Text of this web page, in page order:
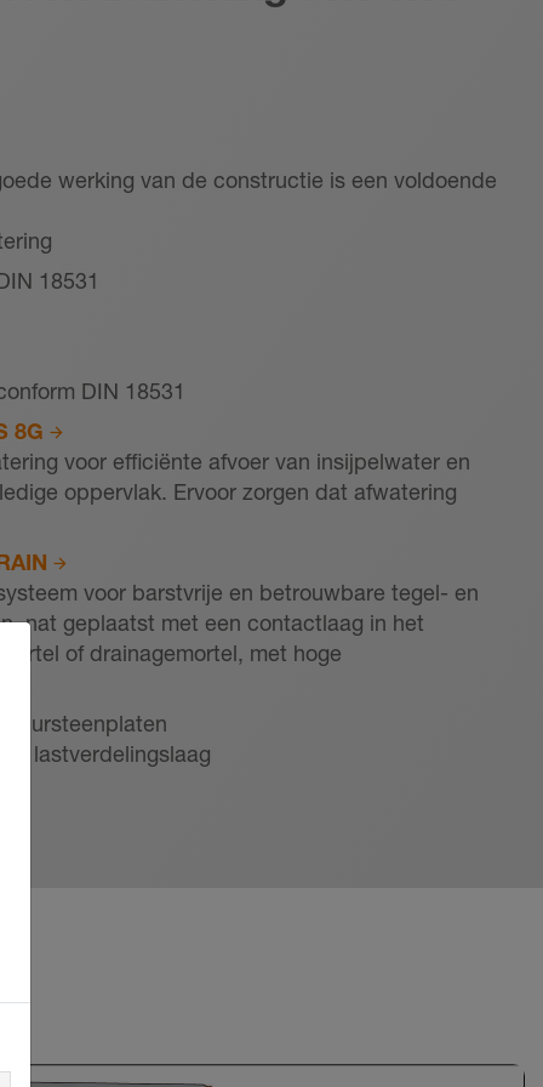
werking van de constructie is een voldoende
18531
DIN 18531
8G
voor efficiënte afvoer van insijpelwater en
oppervlak. Ervoor zorgen dat afwatering
voor barstvrije en betrouwbare tegel- en
nat geplaatst met een contactlaag in het
of drainagemortel, met hoge
lastverdelingslaag